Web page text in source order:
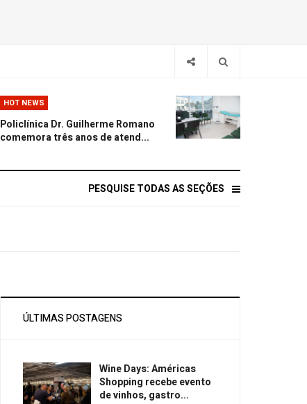
HOT NEWS
Policlínica Dr. Guilherme Romano
comemora três anos de atend...
PESQUISE TODAS AS SEÇÕES
ÚLTIMAS POSTAGENS
Wine Days: Américas
Shopping recebe evento
de vinhos, gastro...